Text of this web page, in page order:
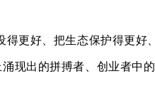
更好、把生态保护得更
出的拼搏者、创业者中